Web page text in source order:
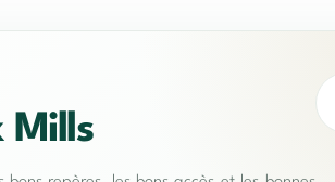
Mills